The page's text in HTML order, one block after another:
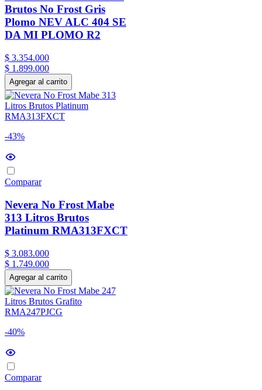
Brutos No Frost Gris
Plomo NEV ALC 404 SE
DA MI PLOMO R2
$ 3.354.000
$ 1 .899.000
Agregar al carrito
-43%
Comparar
Nevera No Frost Mabe
313 Litros Brutos
Platinum RMA313FXCT
$ 3.083.000
$ 1 .749.000
Agregar al carrito
-40%
Comparar